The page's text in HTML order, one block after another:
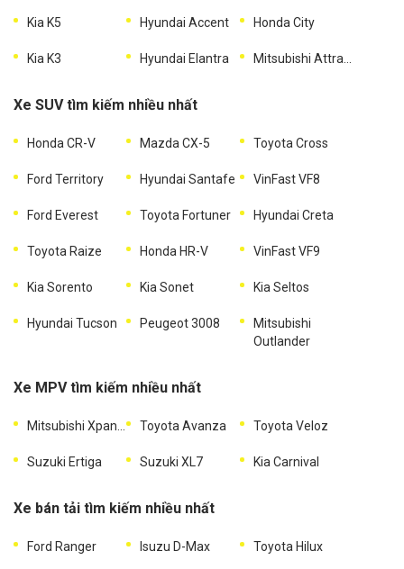
Kia K5 Hyundai Accent Honda City
Kia K3 Hyundai Elantra Mitsubishi Attrage
Xe SUV tìm kiếm nhiều nhất
Honda CR-V Mazda CX-5 Toyota Cross
Ford Territory Hyundai Santafe VinFast VF8
Ford Everest Toyota Fortuner Hyundai Creta
Toyota Raize Honda HR-V VinFast VF9
Kia Sorento Kia Sonet Kia Seltos
Hyundai Tucson Peugeot 3008
Mitsubishi
Outlander
Xe MPV tìm kiếm nhiều nhất
Mitsubishi Xpander Toyota Avanza Toyota Veloz
Suzuki Ertiga Suzuki XL7 Kia Carnival
Xe bán tải tìm kiếm nhiều nhất
Ford Ranger Isuzu D-Max Toyota Hilux